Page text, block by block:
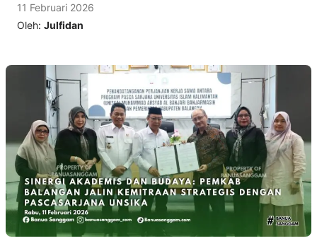
11 Februari 2026
Oleh: Julfidan